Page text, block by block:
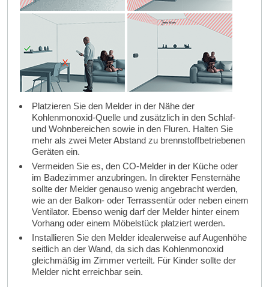
Platzieren Sie den Melder in der Nähe der
Kohlenmonoxid-Quelle und zusätzlich in den Schlaf-
und Wohnbereichen sowie in den Fluren. Halten Sie
mehr als zwei Meter Abstand zu brennstoffbetriebenen
Geräten ein.
Vermeiden Sie es, den CO-Melder in der Küche oder
im Badezimmer anzubringen. In direkter Fensternähe
sollte der Melder genauso wenig angebracht werden,
wie an der Balkon- oder Terrassentür oder neben einem
Ventilator. Ebenso wenig darf der Melder hinter einem
Vorhang oder einem Möbelstück platziert werden.
Installieren Sie den Melder idealerweise auf Augenhöhe
seitlich an der Wand, da sich das Kohlenmonoxid
gleichmäßig im Zimmer verteilt. Für Kinder sollte der
Melder nicht erreichbar sein.